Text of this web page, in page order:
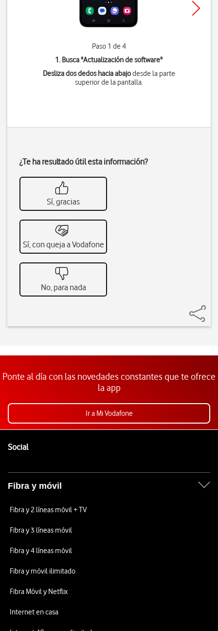
Paso 1 de 4
1. Busca "Actualización de software"
Desliza dos dedos hacia abajodesde la parte
superior de la pantalla.
¿Te ha resultado útil esta información?
Sí, gracias
Sí, con queja a Vodafone
No, para nada
Ponte al día con las novedades constantes que te ofrece
la app
Ir a Mi Vodafone
SocialEnlaces a las redes sociales de Vodafone
Fibra y móvil
Fibra y 2 líneas móvil + TV
Fibra y 3 líneas móvil
Fibra y 4 líneas móvil
Fibra y móvil ilimitado
Fibra Móvil y Netflix
Internet en casa